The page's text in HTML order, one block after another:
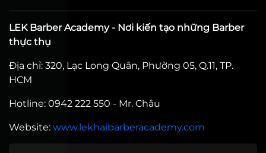
LEK Barber Academy - Nơi kiến tạo những Barber
thực thụ
Địa chỉ: 320, Lạc Long Quân, Phường 05, Q.11, TP.
HCM
Hotline: 0942 222 550 - Mr. Châu
Website: www.lekhaibarberacademy.com